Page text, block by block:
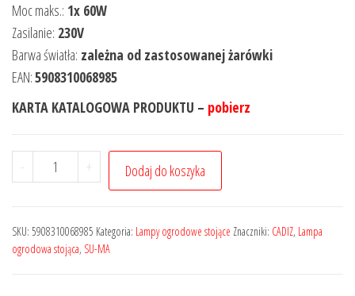
Moc maks.: 1x 60W
Zasilanie: 230V
Barwa światła: zależna od zastosowanej żarówki
EAN:5908310068985
KARTA KATALOGOWA PRODUKTU – pobierz
- + Dodaj do koszyka
SKU: 5908310068985 Kategoria: Lampy ogrodowe stojące Znaczniki: CADIZ, Lampa
ogrodowa stojąca, SU-MA